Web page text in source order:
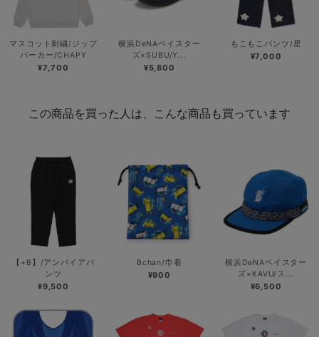
マスコット刺繍/ジップ
パーカー/CHAPY
¥7,700
横浜DeNAベイスター
ズ×SUBU/Y...
¥5,800
もこもこパンツ/星
¥7,000
この商品を買った人は、こんな商品も買っています
【+B】/アンパイアパ
ンツ
¥9,500
Bchan/巾着
¥900
横浜DeNAベイスター
ズ×KAVU/ス...
¥6,500